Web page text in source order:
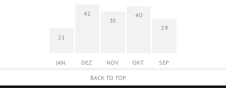
21
JAN.
41
DEZ.
35
NOV.
40
OKT.
29
SEP.
BACK TO TOP